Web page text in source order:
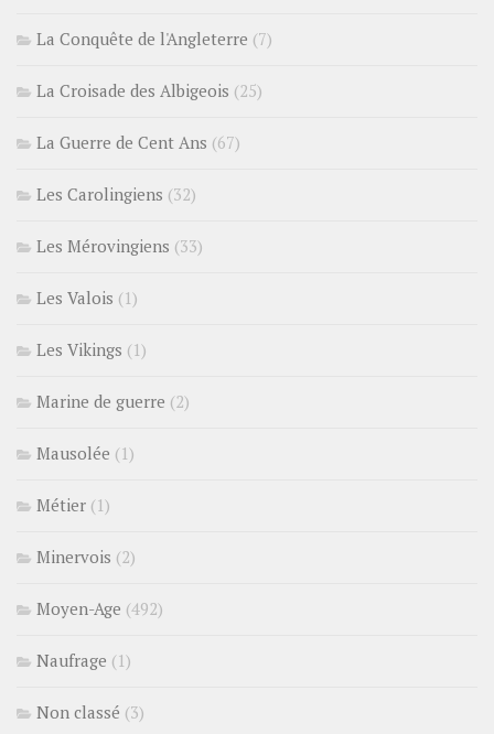
La Conquête de l'Angleterre (7)
La Croisade des Albigeois (25)
La Guerre de Cent Ans (67)
Les Carolingiens (32)
Les Mérovingiens (33)
Les Valois (1)
Les Vikings (1)
Marine de guerre (2)
Mausolée (1)
Métier (1)
Minervois (2)
Moyen-Age (492)
Naufrage (1)
Non classé (3)